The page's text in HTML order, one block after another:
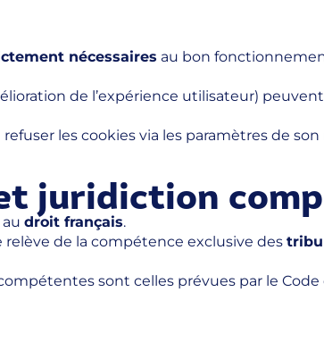
nécessaires au bon
de l’expérience utilisateur)
les cookies via les paramètres de
juridiction
droit français.
relève de la compétence exclusive des
sont celles prévues par le